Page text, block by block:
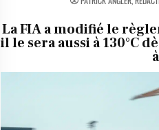
La FIA a modifié le
il le sera aussi à 130°C